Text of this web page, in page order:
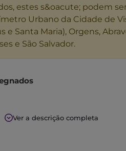
estes s&oacute; podem
Urbano da Cidade de
e Santa Maria), Orgens,
e São Salvador.
indicado para o alívio das
aguda ou crónica.
Ver a descrição completa